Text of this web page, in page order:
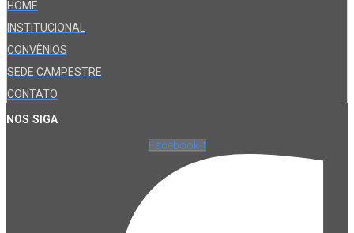
HOME
INSTITUCIONAL
CONVÊNIOS
SEDE CAMPESTRE
CONTATO
NOS SIGA
Facebook-f